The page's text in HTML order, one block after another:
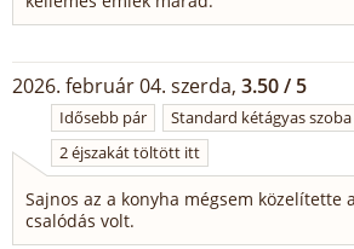
2026. február 04. szerda, 3.50 / 5
Idősebb pár
Standard kétágyas
2 éjszakát töltött itt
Sajnos az a konyha mégsem közelítette
csalódás volt.